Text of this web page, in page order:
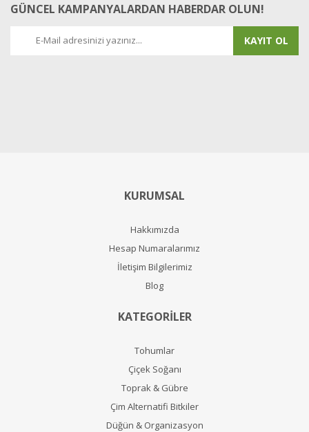
GÜNCEL KAMPANYALARDAN HABERDAR OLUN!
KAYIT OL
KURUMSAL
Hakkımızda
Hesap Numaralarımız
İletişim Bilgilerimiz
Blog
KATEGORİLER
Tohumlar
Çiçek Soğanı
Toprak & Gübre
Çim Alternatifi Bitkiler
Düğün & Organizasyon